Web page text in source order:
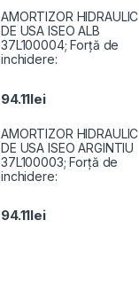
AMORTIZOR HIDRAULIC
DE USA ISEO ALB
37L100004; Forță de
inchidere:
94.11lei
AMORTIZOR HIDRAULIC
DE USA ISEO ARGINTIU
37L100003; Forță de
inchidere:
94.11lei